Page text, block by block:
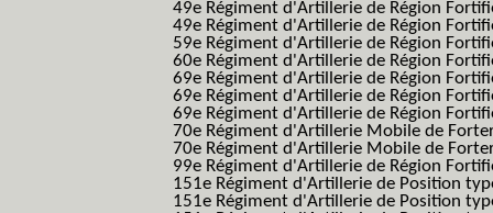
49e Régiment d'Artillerie de Région
49e Régiment d'Artillerie de Région
59e Régiment d'Artillerie de Région
60e Régiment d'Artillerie de Région
69e Régiment d'Artillerie de Région
69e Régiment d'Artillerie de Région
69e Régiment d'Artillerie de Région
70e Régiment d'Artillerie Mobile de
70e Régiment d'Artillerie Mobile de
99e Régiment d'Artillerie de Région
151e Régiment d'Artillerie de Position
151e Régiment d'Artillerie de Position